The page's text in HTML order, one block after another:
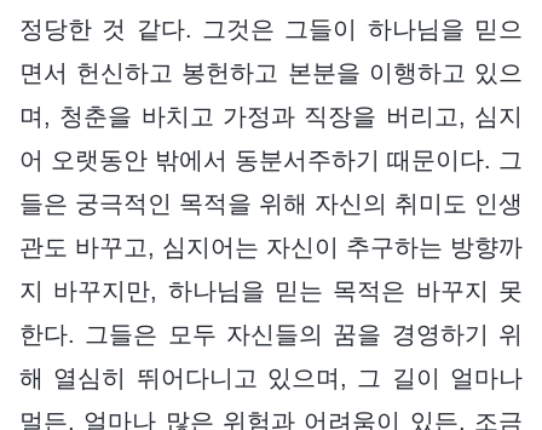
정당한 것 같다. 그것은 그들이 하나님을 믿으
면서 헌신하고 봉헌하고 본분을 이행하고 있으
며, 청춘을 바치고 가정과 직장을 버리고, 심지
어 오랫동안 밖에서 동분서주하기 때문이다. 그
들은 궁극적인 목적을 위해 자신의 취미도 인생
관도 바꾸고, 심지어는 자신이 추구하는 방향까
지 바꾸지만, 하나님을 믿는 목적은 바꾸지 못
한다. 그들은 모두 자신들의 꿈을 경영하기 위
해 열심히 뛰어다니고 있으며, 그 길이 얼마나
멀든, 얼마나 많은 위험과 어려움이 있든, 조금